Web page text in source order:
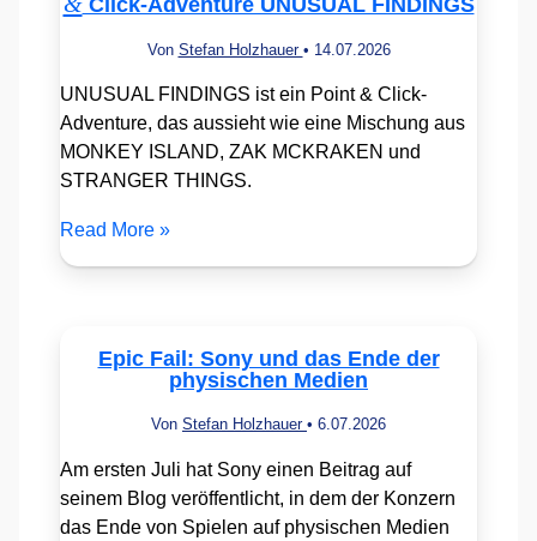
Von Stefan Holzhauer • 14.07.2026
UNUSUAL FINDINGS ist ein Point & Click-
Adventure, das aussieht wie eine Mischung aus
MONKEY ISLAND, ZAK MCKRAKEN und
STRANGER THINGS.
Read More »
Epic Fail: Sony und das Ende der
physischen Medien
Von Stefan Holzhauer • 6.07.2026
Am ersten Juli hat Sony einen Beitrag auf
seinem Blog veröffentlicht, in dem der Konzern
das Ende von Spielen auf physischen Medien